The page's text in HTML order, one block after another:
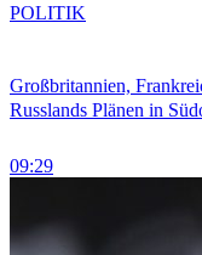
Großbritannien,
Russlands Plänen in
09:29
POLITIK